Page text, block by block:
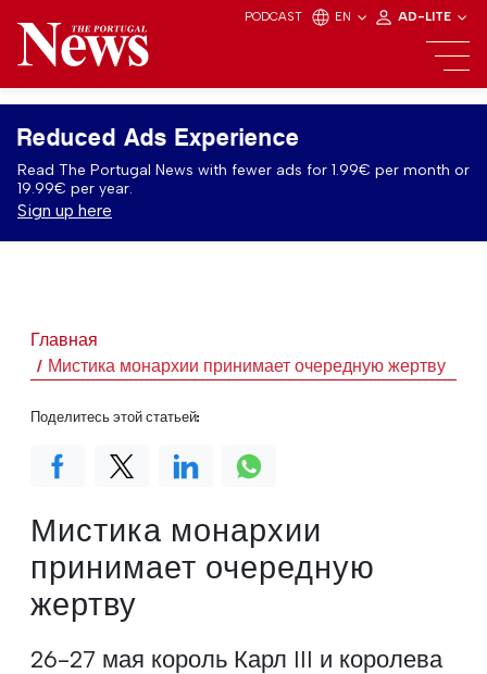
PODCAST EN AD-LITE
Reduced Ads Experience
Read The Portugal News with fewer ads for 1.99€ per month or
19.99€ per year.
Sign up here
Главная
Мистика монархии принимает очередную жертву
Мистика монархии
принимает очередную
жертву
26-27 мая король Карл III и королева
Поделитесь этой статьей: